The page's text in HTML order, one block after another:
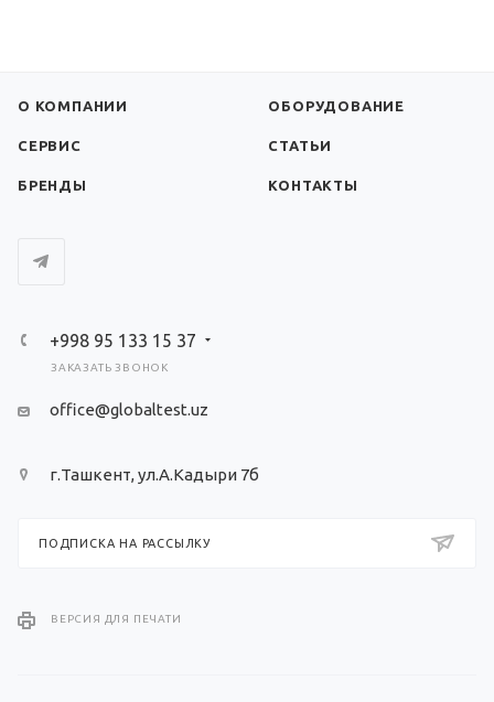
О КОМПАНИИ ОБОРУДОВАНИЕ
СЕРВИС СТАТЬИ
БРЕНДЫ КОНТАКТЫ
+998 95 133 15 37
ЗАКАЗАТЬ ЗВОНОК
office@globaltest.uz
г.Ташкент, ул.А.Кадыри 7б
ПОДПИСКА НА РАССЫЛКУ
ВЕРСИЯ ДЛЯ ПЕЧАТИ